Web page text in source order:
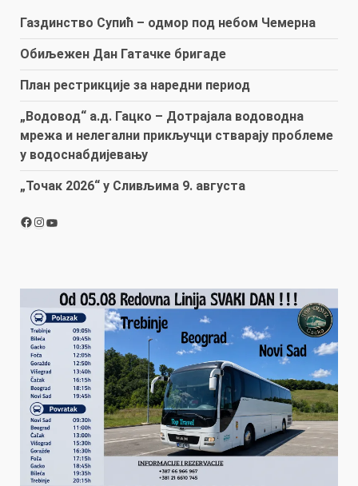
Газдинство Супић – одмор под небом Чемерна
Обиљежен Дан Гатачке бригаде
План рестрикције за наредни период
„Водовод“ а.д. Гацко – Дотрајала водоводна
мрежа и нелегални прикључци стварају проблеме
у водоснабдијевању
„Точак 2026“ у Сливљима 9. августа
Facebook
Instagram
YouTube